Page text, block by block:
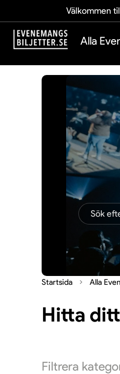
Välkommen
Alla
Startsida Alla
Hitta
Filtrera